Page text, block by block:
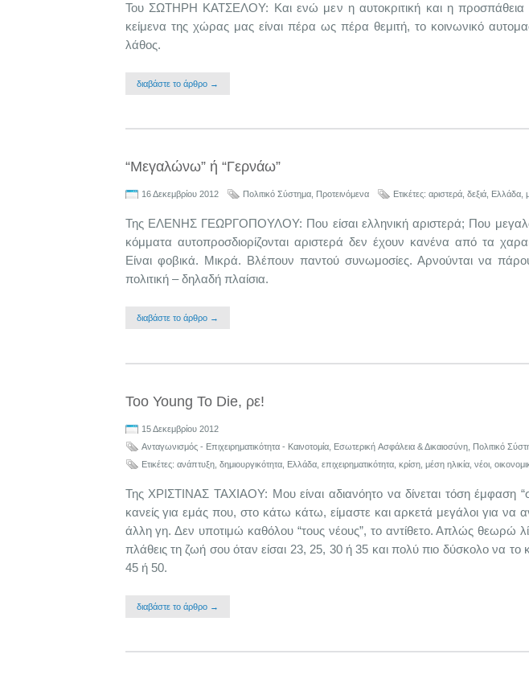
Του ΣΩΤΗΡΗ ΚΑΤΣΕΛΟΥ: Και ενώ μεν η αυτοκριτική και η
κείμενα της χώρας μας είναι πέρα ως πέρα θεμιτή, το κοινωνικό
λάθος.
διαβάστε το άρθρο →
“Μεγαλώνω” ή “Γερνάω”
16 Δεκεμβρίου 2012 Πολιτικό Σύστημα, Προτεινόμενα Ετικέτες: αριστερά, δεξιά, Ελλάδα,
Της ΕΛΕΝΗΣ ΓΕΩΡΓΟΠΟΥΛΟΥ: Που είσαι ελληνική αριστερά; Που
κόμματα αυτοπροσδιορίζονται αριστερά δεν έχουν κανένα από τα
Είναι φοβικά. Μικρά. Βλέπουν παντού συνωμοσίες. Αρνούνται να
πολιτική – δηλαδή πλαίσια.
διαβάστε το άρθρο →
Too Young To Die, ρε!
15 Δεκεμβρίου 2012
Ανταγωνισμός - Επιχειρηματικότητα - Καινοτομία, Εσωτερική Aσφάλεια & Δικαιοσύνη, Πολιτικό
Ετικέτες: ανάπτυξη, δημιουργικότητα, Ελλάδα, επιχειρηματικότητα, κρίση, μέση ηλικία, νέοι,
Της ΧΡΙΣΤΙΝΑΣ ΤΑΧΙΑΟΥ: Μου είναι αδιανόητο να δίνεται τόση έμφαση
κανείς για εμάς που, στο κάτω κάτω, είμαστε και αρκετά μεγάλοι για να
άλλη γη. Δεν υποτιμώ καθόλου “τους νέους”, το αντίθετο. Απλώς θεωρώ
πλάθεις τη ζωή σου όταν είσαι 23, 25, 30 ή 35 και πολύ πιο δύσκολο να το
45 ή 50.
διαβάστε το άρθρο →